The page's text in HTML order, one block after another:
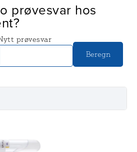
prøvesvar hos
prøvesvar
Beregn